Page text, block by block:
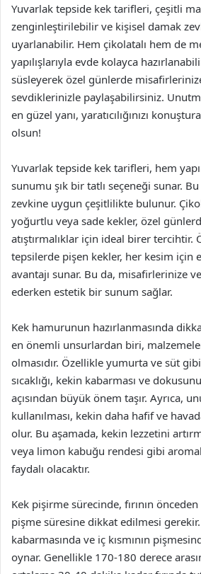
Yuvarlak tepside kek tarifleri, çeşitli
zenginleştirilebilir ve kişisel damak
uyarlanabilir. Hem çikolatalı hem de
yapılışlarıyla evde kolayca
süsleyerek özel günlerde
sevdiklerinizle paylaşabilirsiniz.
en güzel yanı, yaratıcılığınızı
olsun!
Yuvarlak tepside kek tarifleri, hem
sunumu şık bir tatlı seçeneği sunar.
zevkine uygun çeşitlilikte bulunur.
yoğurtlu veya sade kekler, özel
atıştırmalıklar için ideal birer tercihtir.
tepsilerde pişen kekler, her kesim için
avantajı sunar. Bu da, misafirlerinize
ederken estetik bir sunum sağlar.
Kek hamurunun hazırlanmasında
en önemli unsurlardan biri,
olmasıdır. Özellikle yumurta ve süt
sıcaklığı, kekin kabarması ve
açısından büyük önem taşır. Ayrıca,
kullanılması, kekin daha hafif ve
olur. Bu aşamada, kekin lezzetini
veya limon kabuğu rendesi gibi
faydalı olacaktır.
Kek pişirme sürecinde, fırının önceden
pişme süresine dikkat edilmesi gerekir.
kabarmasında ve iç kısmının
oynar. Genellikle 170-180 derece